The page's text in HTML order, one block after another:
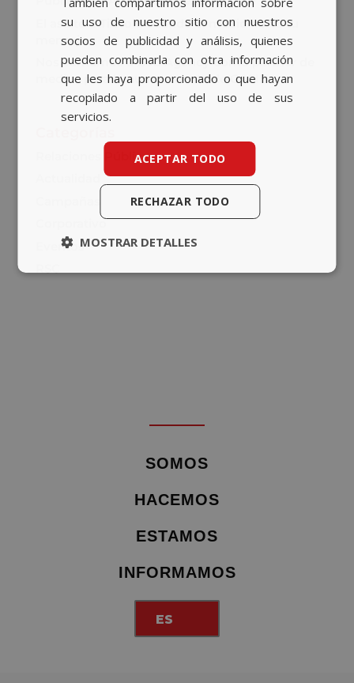
El asalto a TikTok: cuando el medio no es tu
mensaje
Nos sumamos a Bob Agency como partner de
medios para la nueva cuenta de GASIB
Relaciones Públicas
Corporativo
Eventos
SOMOS
HACEMOS
ESTAMOS
INFORMAMOS
ES
su uso de nuestro sitio con nuestros
socios de publicidad y análisis, quienes
pueden combinarla con otra información
que les haya proporcionado o que hayan
recopilado a partir del uso de sus
servicios.
ACEPTAR TODO
RECHAZAR TODO
MOSTRAR DETALLES